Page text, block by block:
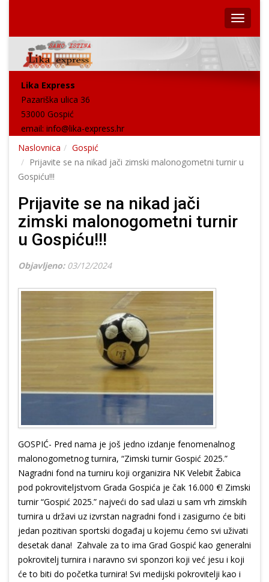
Lika Express
Pazariška ulica 36
53000 Gospić
email: info@lika-express.hr
Naslovnica
Gospić
Prijavite se na nikad jači zimski malonogometni turnir u
Gospiću!!!
Prijavite se na nikad jači
zimski malonogometni turnir
u Gospiću!!!
Objavljeno: 03/12/2024
GOSPIĆ- Pred nama je još jedno izdanje fenomenalnog
malonogometnog turnira, “Zimski turnir Gospić 2025.”
Nagradni fond na turniru koji organizira NK Velebit Žabica
pod pokroviteljstvom Grada Gospića je čak 16.000 €! Zimski
turnir “Gospić 2025.” najveći do sad ulazi u sam vrh zimskih
turnira u državi uz izvrstan nagradni fond i zasigurno će biti
jedan pozitivan sportski događaj u kojemu ćemo svi uživati
desetak dana! Zahvale za to ima Grad Gospić kao generalni
pokrovitelj turnira i naravno svi sponzori koji već jesu i koji
će to biti do početka turnira! Svi medijski pokrovitelji kao i